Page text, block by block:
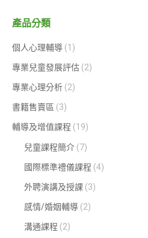
產品分類
個人心理輔導 (1)
專業兒童發展評估 (2)
專業心理分析 (2)
書籍售賣區 (3)
輔導及增值課程 (19)
兒童課程簡介 (7)
國際標準禮儀課程 (4)
外聘演講及授課 (3)
感情/婚姻輔導 (2)
溝通課程 (2)